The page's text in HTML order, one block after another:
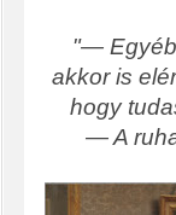
"—
akkor is
hogy
— A